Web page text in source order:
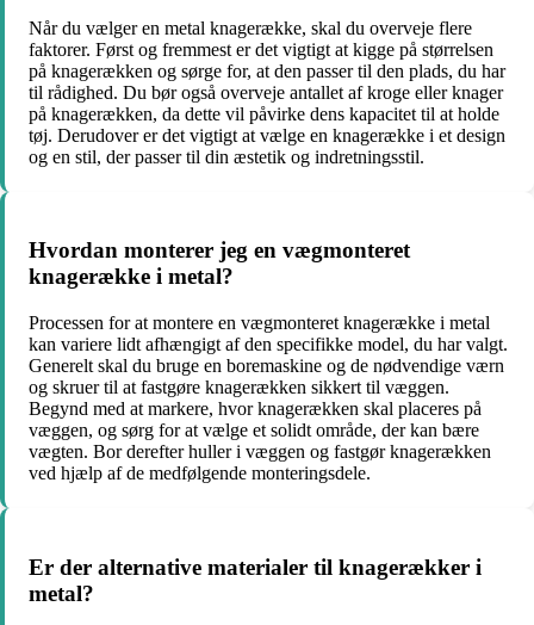
Når du vælger en metal knagerække, skal du overveje flere
faktorer. Først og fremmest er det vigtigt at kigge på størrelsen
på knagerækken og sørge for, at den passer til den plads, du har
til rådighed. Du bør også overveje antallet af kroge eller knager
på knagerækken, da dette vil påvirke dens kapacitet til at holde
tøj. Derudover er det vigtigt at vælge en knagerække i et design
og en stil, der passer til din æstetik og indretningsstil.
Hvordan monterer jeg en vægmonteret
knagerække i metal?
Processen for at montere en vægmonteret knagerække i metal
kan variere lidt afhængigt af den specifikke model, du har valgt.
Generelt skal du bruge en boremaskine og de nødvendige værn
og skruer til at fastgøre knagerækken sikkert til væggen.
Begynd med at markere, hvor knagerækken skal placeres på
væggen, og sørg for at vælge et solidt område, der kan bære
vægten. Bor derefter huller i væggen og fastgør knagerækken
ved hjælp af de medfølgende monteringsdele.
Er der alternative materialer til knagerækker i
metal?